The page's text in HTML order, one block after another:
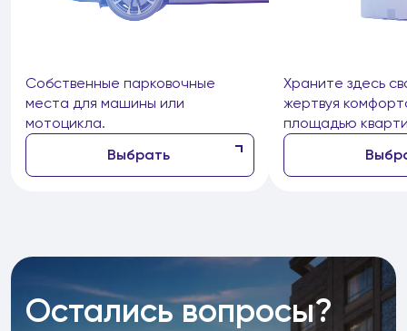
Собственные парковочные
места для машины или
мотоцикла.
Выбрать
Храните здесь
жертвуя
площадью
Остались вопросы?